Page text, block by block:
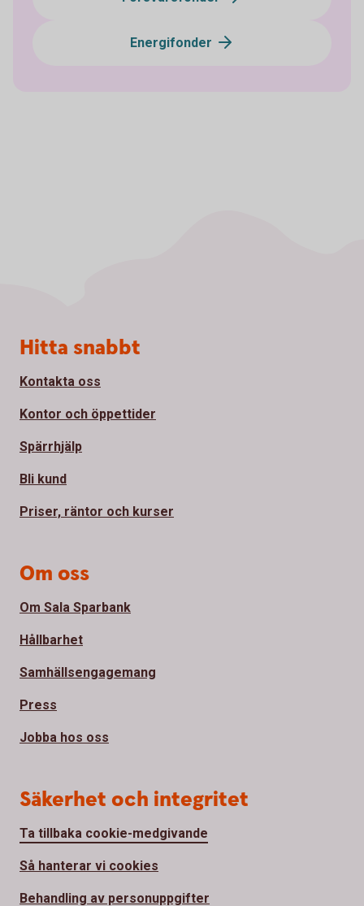
Energifonder
Sidfot
Hitta snabbt
Kontakta oss
Kontor och öppettider
Spärrhjälp
Bli kund
Priser, räntor och kurser
Om oss
Om Sala Sparbank
Hållbarhet
Samhällsengagemang
Press
Jobba hos oss
Säkerhet och integritet
Ta tillbaka cookie-medgivande
Så hanterar vi cookies
Behandling av personuppgifter